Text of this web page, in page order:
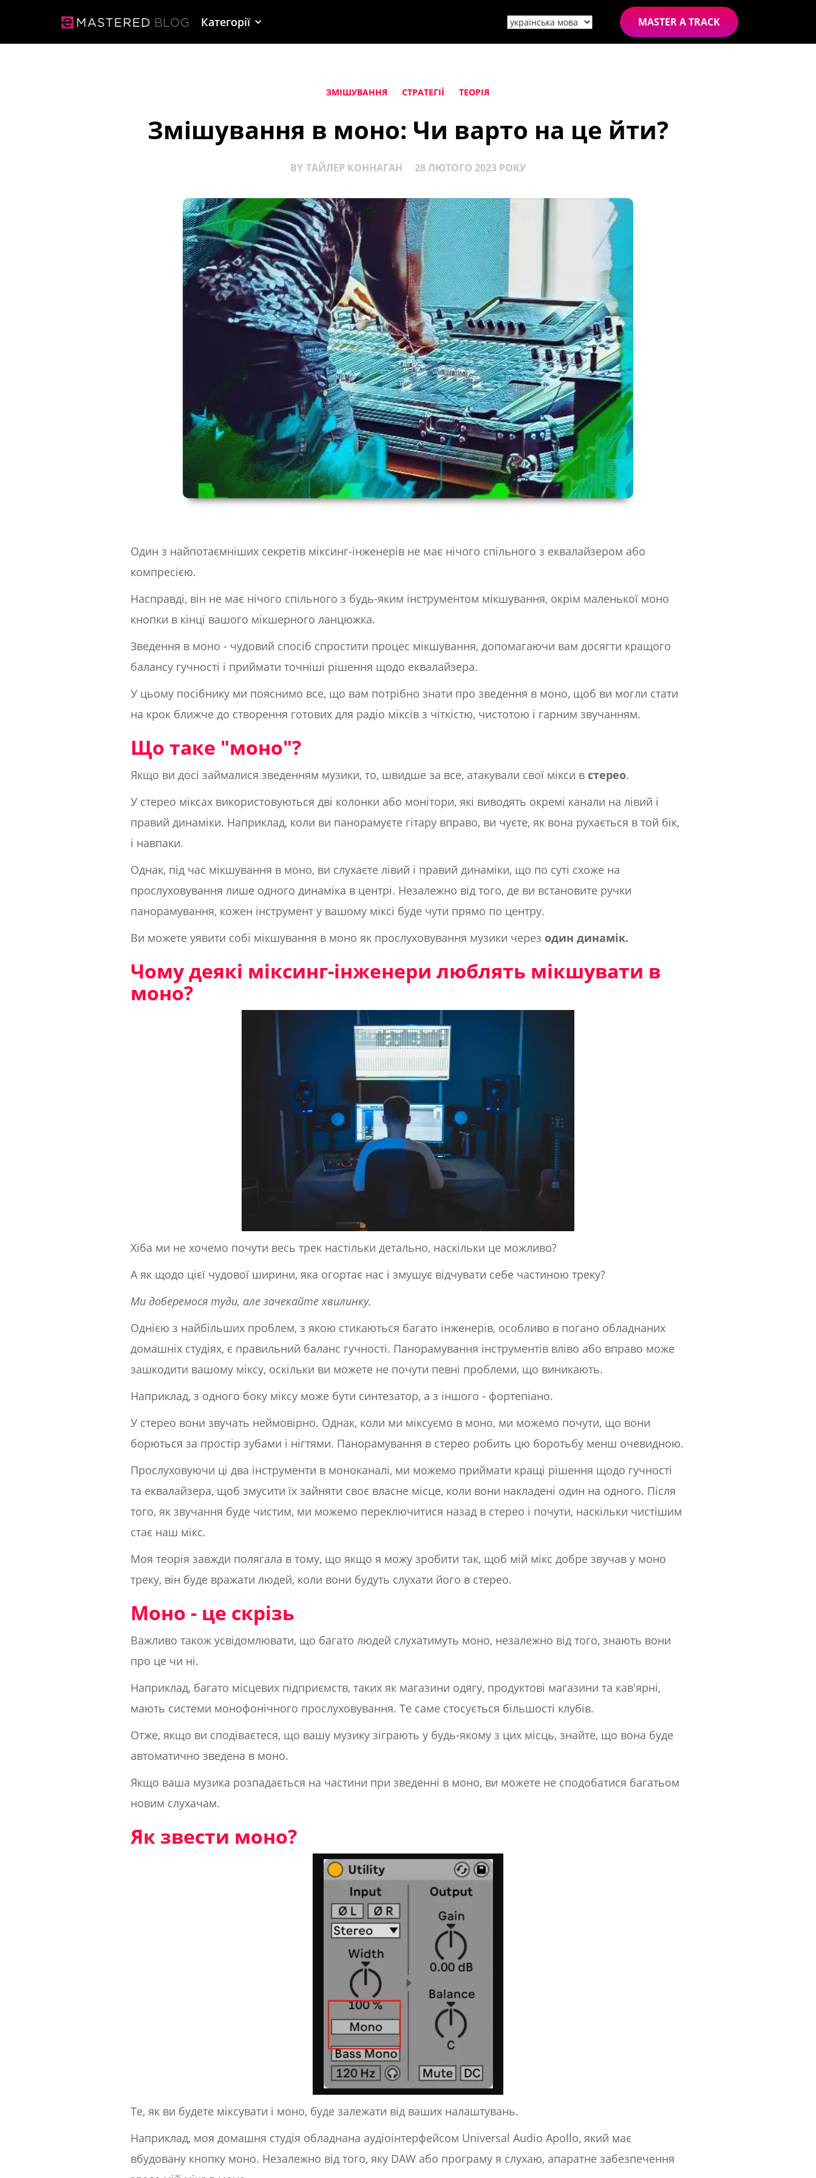
Категорії MASTER A TRACK
ЗМІШУВАННЯ СТРАТЕГІЇ ТЕОРІЯ
Змішування в моно: Чи варто на це йти?
BY ТАЙЛЕР КОННАГАН 28 ЛЮТОГО 2023 РОКУ
Один з найпотаємніших секретів міксинг-інженерів не має нічого спільного з еквалайзером або
компресією.
Насправді, він не має нічого спільного з будь-яким інструментом мікшування, окрім маленької моно
кнопки в кінці вашого мікшерного ланцюжка.
Зведення в моно - чудовий спосіб спростити процес мікшування, допомагаючи вам досягти кращого
балансу гучності і приймати точніші рішення щодо еквалайзера.
У цьому посібнику ми пояснимо все, що вам потрібно знати про зведення в моно, щоб ви могли стати
на крок ближче до створення готових для радіо міксів з чіткістю, чистотою і гарним звучанням.
Що таке "моно"?
Якщо ви досі займалися зведенням музики, то, швидше за все, атакували свої мікси встерео.
У стерео міксах використовуються дві колонки або монітори, які виводять окремі канали на лівий і
правий динаміки. Наприклад, коли ви панорамуєте гітару вправо, ви чуєте, як вона рухається в той бік,
і навпаки.
Однак, під час мікшування в моно, ви слухаєте лівий і правий динаміки, що по суті схоже на
прослуховування лише одного динаміка в центрі. Незалежно від того, де ви встановите ручки
панорамування, кожен інструмент у вашому міксі буде чути прямо по центру.
Ви можете уявити собі мікшування в моно як прослуховування музики черезодин динамік.
Чому деякі міксинг-інженери люблять мікшувати в
моно?
Хіба ми не хочемо почути весь трек настільки детально, наскільки це можливо?
А як щодо цієї чудової ширини, яка огортає нас і змушує відчувати себе частиною треку?
Ми доберемося туди, але зачекайте хвилинку.
Однією з найбільших проблем, з якою стикаються багато інженерів, особливо в погано обладнаних
домашніх студіях, є правильний баланс гучності. Панорамування інструментів вліво або вправо може
зашкодити вашому міксу, оскільки ви можете не почути певні проблеми, що виникають.
Наприклад, з одного боку міксу може бути синтезатор, а з іншого - фортепіано.
У стерео вони звучать неймовірно. Однак, коли ми міксуємо в моно, ми можемо почути, що вони
борються за простір зубами і нігтями. Панорамування в стерео робить цю боротьбу менш очевидною.
Прослуховуючи ці два інструменти в моноканалі, ми можемо приймати кращі рішення щодо гучності
та еквалайзера, щоб змусити їх зайняти своє власне місце, коли вони накладені один на одного. Після
того, як звучання буде чистим, ми можемо переключитися назад в стерео і почути, наскільки чистішим
стає наш мікс.
Моя теорія завжди полягала в тому, що якщо я можу зробити так, щоб мій мікс добре звучав у моно
треку, він буде вражати людей, коли вони будуть слухати його в стерео.
Моно - це скрізь
Важливо також усвідомлювати, що багато людей слухатимуть моно, незалежно від того, знають вони
про це чи ні.
Наприклад, багато місцевих підприємств, таких як магазини одягу, продуктові магазини та кав'ярні,
мають системи монофонічного прослуховування. Те саме стосується більшості клубів.
Отже, якщо ви сподіваєтеся, що вашу музику зіграють у будь-якому з цих місць, знайте, що вона буде
автоматично зведена в моно.
Якщо ваша музика розпадається на частини при зведенні в моно, ви можете не сподобатися багатьом
новим слухачам.
Як звести моно?
Те, як ви будете міксувати і моно, буде залежати від ваших налаштувань.
Наприклад, моя домашня студія обладнана аудіоінтерфейсом Universal Audio Apollo, який має
вбудовану кнопку моно. Незалежно від того, яку DAW або програму я слухаю, апаратне забезпечення